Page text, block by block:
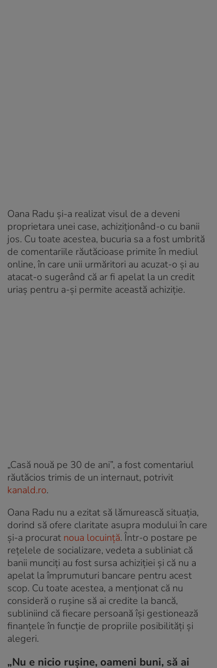
Oana Radu și-a realizat visul de a deveni
proprietara unei case, achiziționând-o cu banii
jos. Cu toate acestea, bucuria sa a fost umbrită
de comentariile răutăcioase primite în mediul
online, în care unii urmăritori au acuzat-o și au
atacat-o sugerând că ar fi apelat la un credit
uriaș pentru a-și permite această achiziție.
„Casă nouă pe 30 de ani”, a fost comentariul
răutăcios trimis de un internaut, potrivit
kanald.ro.
Oana Radu nu a ezitat să lămurească situația,
dorind să ofere claritate asupra modului în care
și-a procurat noua locuință. Într-o postare pe
rețelele de socializare, vedeta a subliniat că
banii munciți au fost sursa achiziției și că nu a
apelat la împrumuturi bancare pentru acest
scop. Cu toate acestea, a menționat că nu
consideră o rușine să ai credite la bancă,
subliniind că fiecare persoană își gestionează
finanțele în funcție de propriile posibilități și
alegeri.
„Nu e nicio rușine, oameni buni, să ai